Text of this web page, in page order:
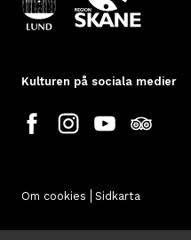
Kulturen på sociala medier
Om cookies Sidkarta